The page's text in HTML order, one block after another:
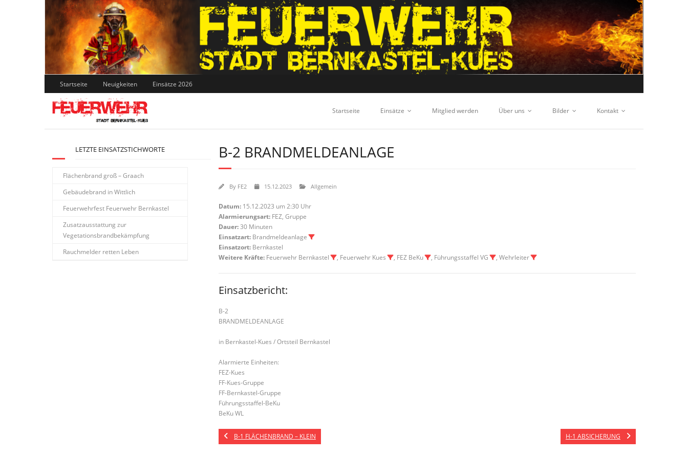
Skip
to
content
Startseite Neuigkeiten Einsätze 2026
Startseite Einsätze Mitglied werden Über uns Bilder Kontakt
B-2 BRANDMELDEANLAGE
By FE2 15.12.2023 Allgemein
Datum: 15.12.2023 um 2:30 Uhr
Alarmierungsart: FEZ, Gruppe
Dauer:30 Minuten
Einsatzart: Brandmeldeanlage
Einsatzort: Bernkastel
Weitere Kräfte: Feuerwehr Bernkastel , Feuerwehr Kues , FEZ BeKu , Führungsstaffel VG , Wehrleiter
Einsatzbericht:
B-2
BRANDMELDEANLAGE
in Bernkastel-Kues / Ortsteil Bernkastel
Alarmierte Einheiten:
FEZ-Kues
FF-Kues-Gruppe
FF-Bernkastel-Gruppe
Führungsstaffel-BeKu
BeKu WL
B-1 FLÄCHENBRAND – KLEIN H-1 ABSICHERUNG
LETZTE EINSATZSTICHWORTE
Flächenbrand groß – Graach
Gebäudebrand in Wittlich
Feuerwehrfest Feuerwehr Bernkastel
Zusatzausstattung zur
Vegetationsbrandbekämpfung
Rauchmelder retten Leben